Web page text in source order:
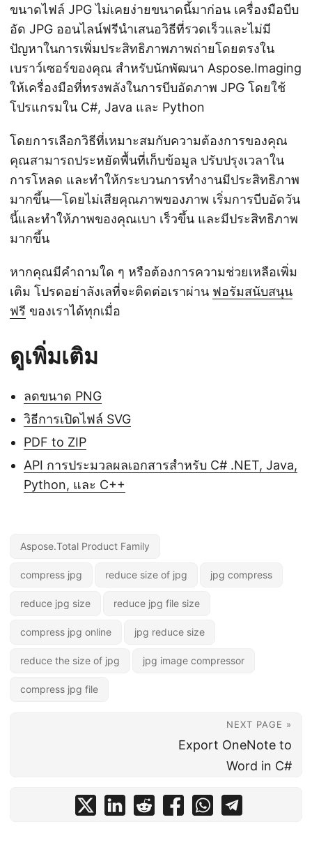
ขนาดไฟล์ JPG ไม่เคยง่ายขนาดนี้มาก่อน เครื่องมือบีบ
อัด JPG ออนไลน์ฟรีนำเสนอวิธีที่รวดเร็วและไม่มี
ปัญหาในการเพิ่มประสิทธิภาพภาพถ่ายโดยตรงใน
เบราว์เซอร์ของคุณ สำหรับนักพัฒนา Aspose.Imaging
ให้เครื่องมือที่ทรงพลังในการบีบอัดภาพ JPG โดยใช้
โปรแกรมใน C#, Java และ Python
โดยการเลือกวิธีที่เหมาะสมกับความต้องการของคุณ
คุณสามารถประหยัดพื้นที่เก็บข้อมูล ปรับปรุงเวลาใน
การโหลด และทำให้กระบวนการทำงานมีประสิทธิภาพ
มากขึ้น—โดยไม่เสียคุณภาพของภาพ เริ่มการบีบอัดวัน
นี้และทำให้ภาพของคุณเบา เร็วขึ้น และมีประสิทธิภาพ
มากขึ้น
หากคุณมีคำถามใด ๆ หรือต้องการความช่วยเหลือเพิ่ม
เติม โปรดอย่าลังเลที่จะติดต่อเราผ่าน ฟอรัมสนับสนุน
ฟรี ของเราได้ทุกเมื่อ
ดูเพิ่มเติม
ลดขนาด PNG
วิธีการเปิดไฟล์ SVG
PDF to ZIP
API การประมวลผลเอกสารสำหรับ C# .NET, Java,
Python, และ C++
Aspose.Total Product Family
compress jpg reduce size of jpg jpg compress
reduce jpg size reduce jpg file size
compress jpg online jpg reduce size
reduce the size of jpg jpg image compressor
compress jpg file
NEXT PAGE »
Export OneNote to
Word in C#